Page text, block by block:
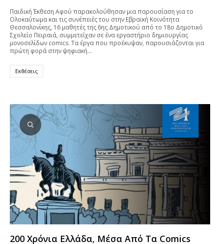
Παιδική Έκθεση Αφού παρακολούθησαν μια παρουσίαση για το
Ολοκαύτωμα και τις συνέπειές του στην Εβραϊκή Κοινότητα
Θεσσαλονίκης, 16 μαθητές της 6ης Δημοτικού από το 18ο Δημοτικό
Σχολείο Πειραιά, συμμετείχαν σε ένα εργαστήριο δημιουργίας
μονοσελίδων comics. Τα έργα που προέκυψαν, παρουσιάζονται για
πρώτη φορά στην ψηφιακή…
Εκθέσεις
200 Χρόνια Ελλάδα, Μέσα Από Τα Comics